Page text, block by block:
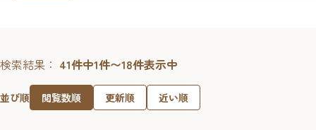
検索結果： 41件中1件〜18件表示中
並び順 閲覧数順 更新順 近い順